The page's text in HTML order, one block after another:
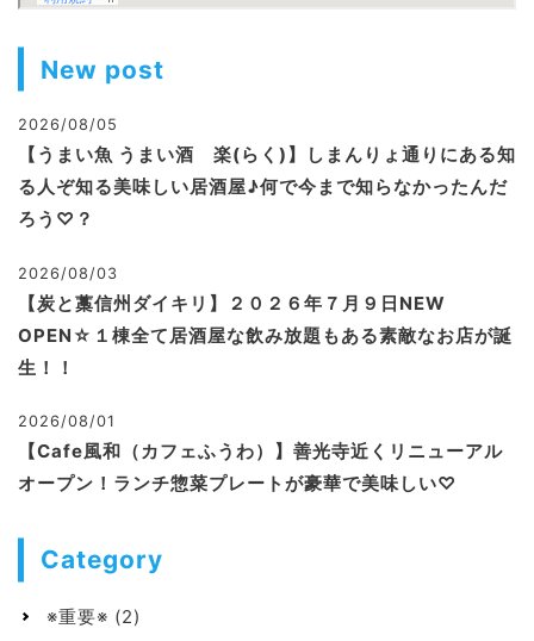
New post
2026/08/05
【うまい魚 うまい酒 楽(らく)】しまんりょ通りにある知
る人ぞ知る美味しい居酒屋♪何で今まで知らなかったんだ
ろう♡？
2026/08/03
【炭と藁信州ダイキリ】２０２６年７月９日NEW
OPEN☆１棟全て居酒屋な飲み放題もある素敵なお店が誕
生！！
2026/08/01
【Cafe風和（カフェふうわ）】善光寺近くリニューアル
オープン！ランチ惣菜プレートが豪華で美味しい♡
Category
※重要※ (2)